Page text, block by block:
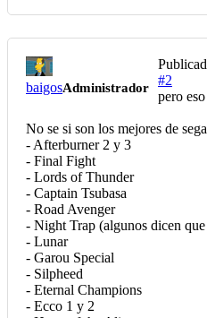
baigosAdministrador
#2
pero
No se si son los mejores de
- Afterburner 2 y 3
- Final Fight
- Lords of Thunder
- Captain Tsubasa
- Road Avenger
- Night Trap (algunos dicen
- Lunar
- Garou Special
- Silpheed
- Eternal Champions
- Ecco 1 y 2